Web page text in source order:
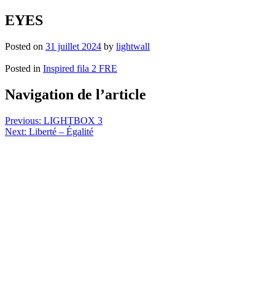
EYES
Posted on 31 juillet 2024 by lightwall
Posted in Inspired fila 2 FRE
Navigation de l’article
Previous: LIGHTBOX 3
Next: Liberté – Égalité